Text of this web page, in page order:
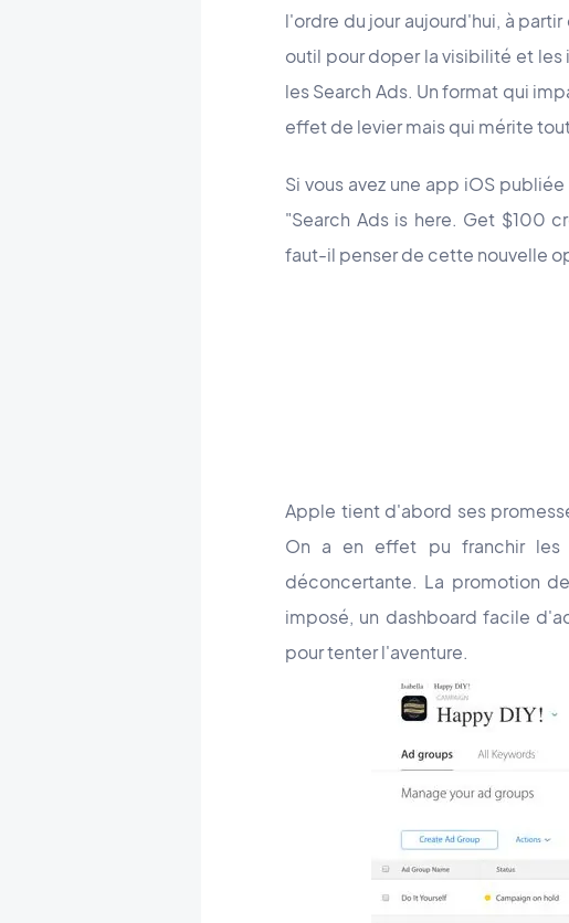
l'ordre du jour aujourd'hui, à
outil pour doper la visibilité et
les Search Ads. Un format qui
effet de levier mais qui mérite
Si vous avez une app iOS
"Search Ads is here. Get $100
faut-il penser de cette nouvelle
Apple tient d'abord ses
On a en effet pu franchir les
déconcertante. La promotion
imposé, un dashboard facile
pour tenter l'aventure.